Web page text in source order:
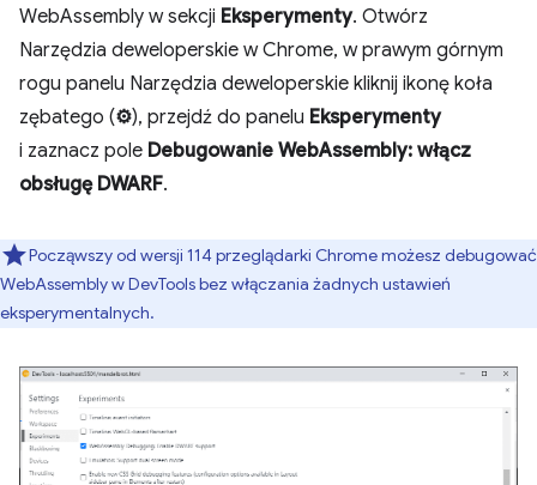
WebAssembly w sekcji Eksperymenty. Otwórz
Narzędzia deweloperskie w Chrome, w prawym górnym
rogu panelu Narzędzia deweloperskie kliknij ikonę koła
zębatego (⚙), przejdź do panelu Eksperymenty
i zaznacz pole Debugowanie WebAssembly: włącz
obsługę DWARF.
Począwszy od wersji 114 przeglądarki Chrome możesz debugować
WebAssembly w DevTools bez włączania żadnych ustawień
eksperymentalnych.